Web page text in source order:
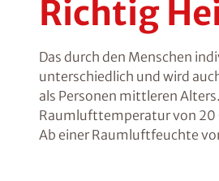
Richtig
Das durch den Menschen
unterschiedlich und wird
als Personen mittleren
Raumlufttemperatur von 20
Ab einer Raumluftfeuchte